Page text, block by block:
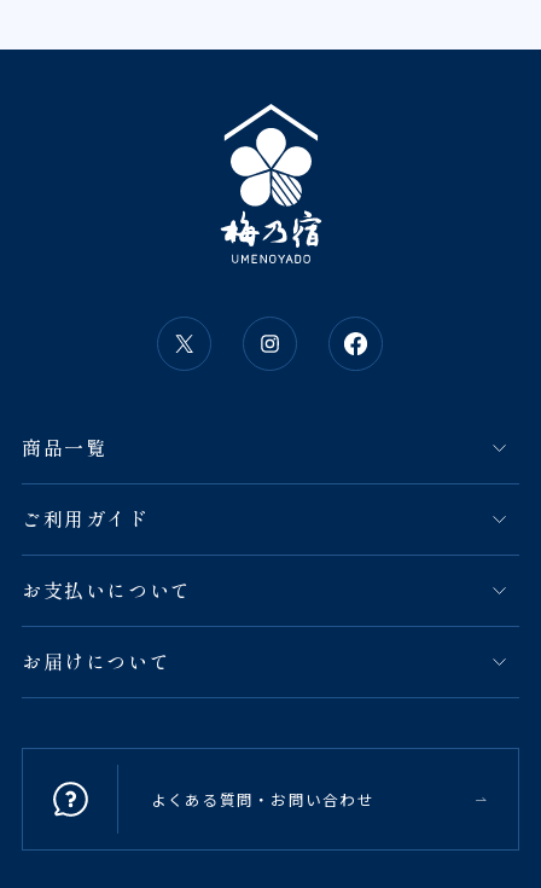
商品一覧
ご利用ガイド
お支払いについて
お届けについて
よくある質問・お問い合わせ